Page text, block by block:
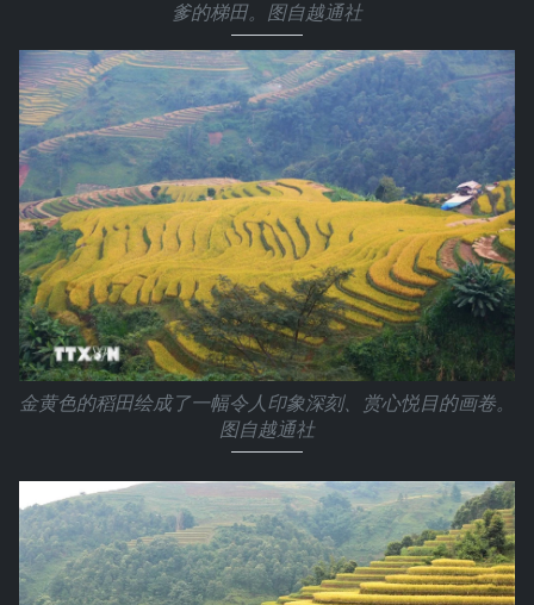
爹的梯田。图自越通社
金黄色的稻田绘成了一幅令人印象深刻、赏心悦目的画卷。
图自越通社